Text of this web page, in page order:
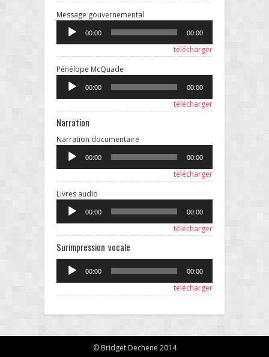
Message gouvernemental
00:00 00:00
télécharger
Pénélope McQuade
00:00 00:00
télécharger
Narration
Narration documentaire
00:00 00:00
télécharger
Livres audio
00:00 00:00
télécharger
Surimpression vocale
Lecteur
audio
00:00 00:00
télécharger
© Bridget Dechene 2014